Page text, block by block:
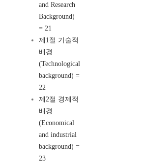
and Research
Background)
= 21
제1절 기술적
배경
(Technological
background) =
22
제2절 경제적
배경
(Economical
and industrial
background) =
23